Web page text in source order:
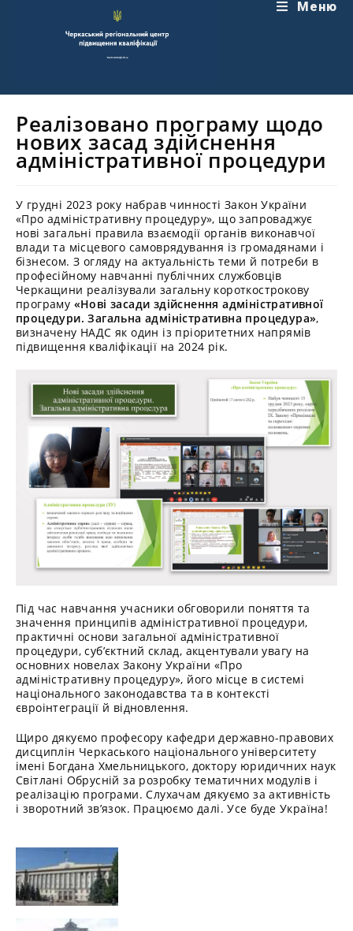
Меню
Реалізовано програму щодо
нових засад здійснення
адміністративної процедури
У грудні 2023 року набрав чинності Закон України
«Про адміністративну процедуру», що запроваджує
нові загальні правила взаємодії органів виконавчої
влади та місцевого самоврядування із громадянами і
бізнесом. З огляду на актуальність теми й потреби в
професійному навчанні публічних службовців
Черкащини реалізували загальну короткострокову
програму «Нові засади здійснення адміністративної
процедури. Загальна адміністративна процедура»,
визначену НАДС як один із пріоритетних напрямів
підвищення кваліфікації на 2024 рік.
Під час навчання учасники обговорили поняття та
значення принципів адміністративної процедури,
практичні основи загальної адміністративної
процедури, суб’єктний склад, акцентували увагу на
основних новелах Закону України «Про
адміністративну процедуру», його місце в системі
національного законодавства та в контексті
євроінтеграції й відновлення.
Щиро дякуємо професору кафедри державно-правових
дисциплін Черкаського національного університету
імені Богдана Хмельницького, доктору юридичних наук
Світлані Обрусній за розробку тематичних модулів і
реалізацію програми. Слухачам дякуємо за активність
і зворотний зв’язок. Працюємо далі. Усе буде Україна!